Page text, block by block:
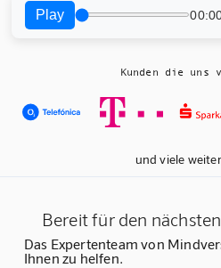
Play
Kunden die uns
und viele
Bereit für den
Das Expertenteam von
Ihnen zu helfen.